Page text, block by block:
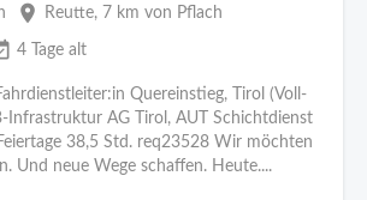
place Reutte, 7 km von Pflach
4 Tage alt
Quereinstieg, Tirol (Voll-
Infrastruktur AG Tirol, AUT Schichtdienst
38,5 Std. req23528 Wir möchten
Und neue Wege schaffen. Heute....